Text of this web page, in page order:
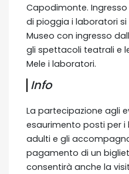
Capodimonte.
di pioggia i laboratori si
Museo con ingresso
gli spettacoli teatrali e
Mele i laboratori.
Info
La partecipazione agli
esaurimento posti per i
adulti e gli
pagamento di un
consentirà anche la